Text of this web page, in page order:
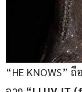
“HE KNOWS”